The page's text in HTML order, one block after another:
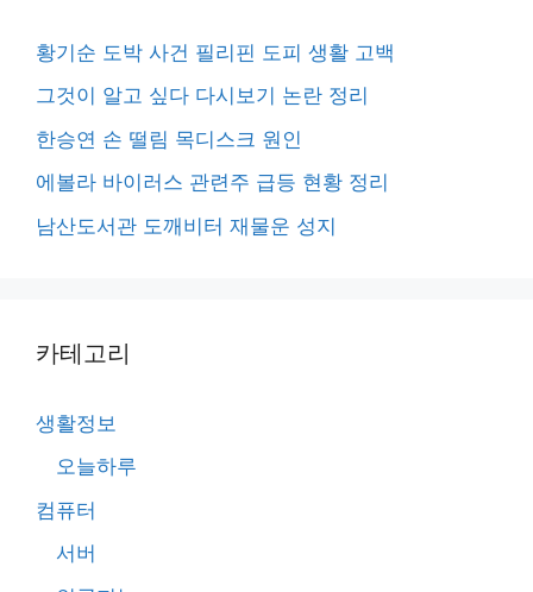
황기순 도박 사건 필리핀 도피 생활 고백
그것이 알고 싶다 다시보기 논란 정리
한승연 손 떨림 목디스크 원인
에볼라 바이러스 관련주 급등 현황 정리
남산도서관 도깨비터 재물운 성지
카테고리
생활정보
오늘하루
컴퓨터
서버